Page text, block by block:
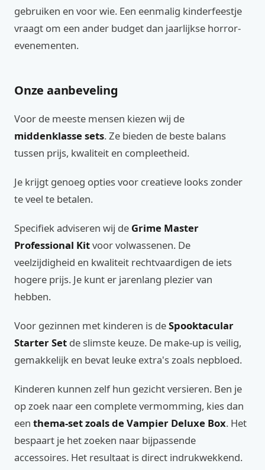
gebruiken en voor wie. Een eenmalig kinderfeestje
vraagt om een ander budget dan jaarlijkse horror-
evenementen.
Onze aanbeveling
Voor de meeste mensen kiezen wij de
middenklasse sets. Ze bieden de beste balans
tussen prijs, kwaliteit en compleetheid.
Je krijgt genoeg opties voor creatieve looks zonder
te veel te betalen.
Specifiek adviseren wij de Grime Master
Professional Kitvoor volwassenen. De
veelzijdigheid en kwaliteit rechtvaardigen de iets
hogere prijs. Je kunt er jarenlang plezier van
hebben.
Voor gezinnen met kinderen is deSpooktacular
Starter Set de slimste keuze. De make-up is veilig,
gemakkelijk en bevat leuke extra's zoals nepbloed.
Kinderen kunnen zelf hun gezicht versieren. Ben je
op zoek naar een complete vermomming, kies dan
een thema-set zoals de Vampier Deluxe Box. Het
bespaart je het zoeken naar bijpassende
accessoires. Het resultaat is direct indrukwekkend.